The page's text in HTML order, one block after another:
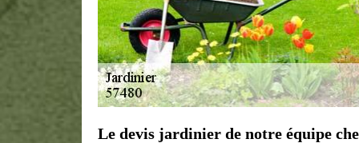
Le devis jardinier de notre équipe